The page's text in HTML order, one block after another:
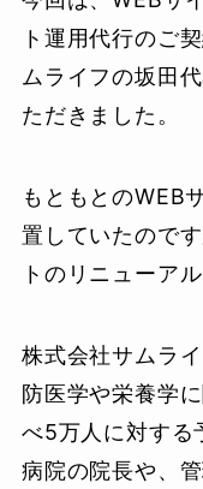
ト運用代行のご
ムライフの坂田
ただきました。
もともとのWEB
置していたので
トのリニューア
株式会社サムラ
防医学や栄養学
べ5万人に対する
病院の院長や、